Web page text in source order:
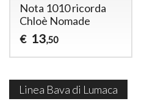
Nota 1010 ricorda
Chloè Nomade
€ 13,50
Linea Bava di Lumaca